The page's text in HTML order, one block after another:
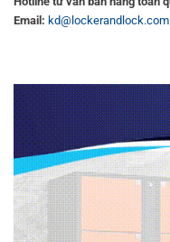
Email: kd@lockerandlock.com